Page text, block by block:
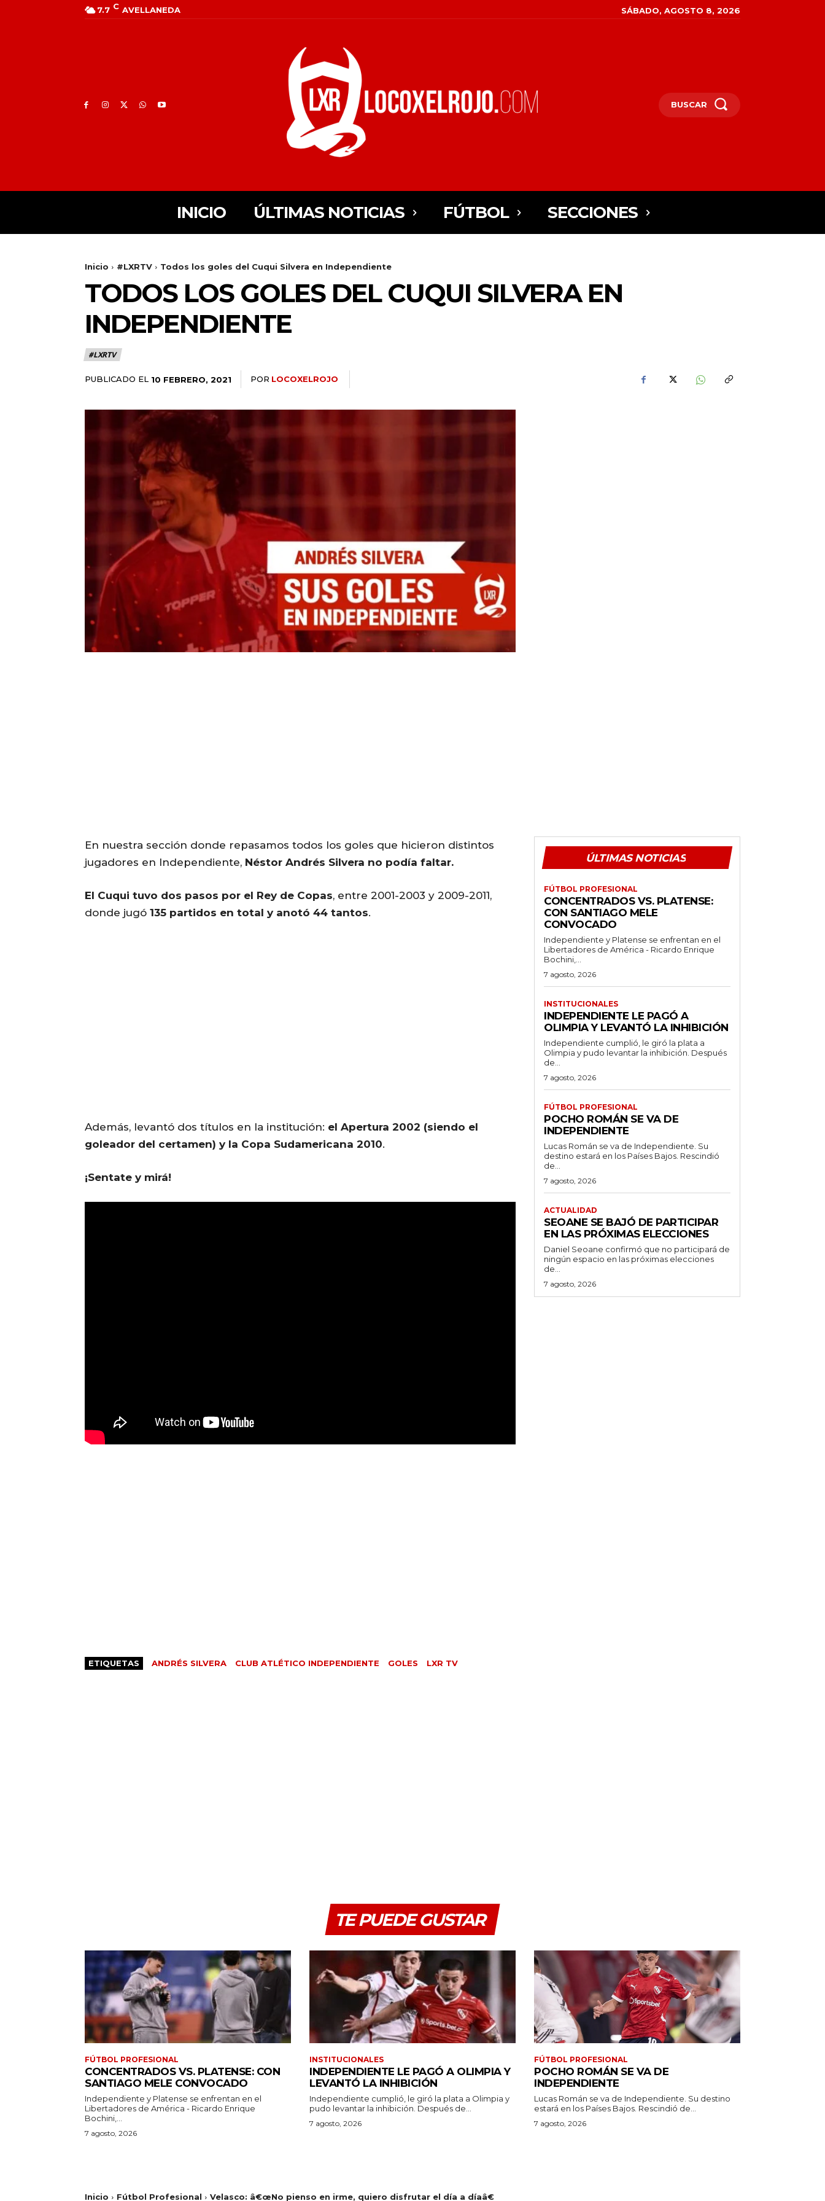
7.7 C AVELLANEDA SÁBADO, AGOSTO 8, 2026
BUSCAR
INICIO ÚLTIMAS NOTICIAS FÚTBOL SECCIONES
Inicio #LXRTV Todos los goles del Cuqui Silvera en Independiente
TODOS LOS GOLES DEL CUQUI SILVERA EN
INDEPENDIENTE
#LXRTV
PUBLICADO EL 10 FEBRERO, 2021 POR LOCOXELROJO
En nuestra sección donde repasamos todos los goles que hicieron distintos
jugadores en Independiente, Néstor Andrés Silvera no podía faltar.
El Cuqui tuvo dos pasos por el Rey de Copas, entre 2001-2003 y 2009-2011,
donde jugó 135 partidos en total y anotó 44 tantos.
Además, levantó dos títulos en la institución: el Apertura 2002 (siendo el
goleador del certamen) y la Copa Sudamericana 2010.
¡Sentate y mirá!
ETIQUETAS ANDRÉS SILVERA CLUB ATLÉTICO INDEPENDIENTE GOLES LXR TV
ÚLTIMAS NOTICIAS
FÚTBOL PROFESIONAL
CONCENTRADOS VS. PLATENSE:
CON SANTIAGO MELE
CONVOCADO
Independiente y Platense se enfrentan en el
Libertadores de América - Ricardo Enrique
Bochini,...
7 agosto, 2026
INSTITUCIONALES
INDEPENDIENTE LE PAGÓ A
OLIMPIA Y LEVANTÓ LA INHIBICIÓN
Independiente cumplió, le giró la plata a
Olimpia y pudo levantar la inhibición. Después
de...
7 agosto, 2026
FÚTBOL PROFESIONAL
POCHO ROMÁN SE VA DE
INDEPENDIENTE
Lucas Román se va de Independiente. Su
destino estará en los Países Bajos. Rescindió
de...
7 agosto, 2026
ACTUALIDAD
SEOANE SE BAJÓ DE PARTICIPAR
EN LAS PRÓXIMAS ELECCIONES
Daniel Seoane confirmó que no participará de
ningún espacio en las próximas elecciones
de...
7 agosto, 2026
TE PUEDE GUSTAR
FÚTBOL PROFESIONAL
CONCENTRADOS VS. PLATENSE: CON
SANTIAGO MELE CONVOCADO
Independiente y Platense se enfrentan en el
Libertadores de América - Ricardo Enrique
Bochini,...
7 agosto, 2026
INSTITUCIONALES
INDEPENDIENTE LE PAGÓ A OLIMPIA Y
LEVANTÓ LA INHIBICIÓN
Independiente cumplió, le giró la plata a Olimpia y
pudo levantar la inhibición. Después de...
7 agosto, 2026
FÚTBOL PROFESIONAL
POCHO ROMÁN SE VA DE
INDEPENDIENTE
Lucas Román se va de Independiente. Su destino
estará en los Países Bajos. Rescindió de...
7 agosto, 2026